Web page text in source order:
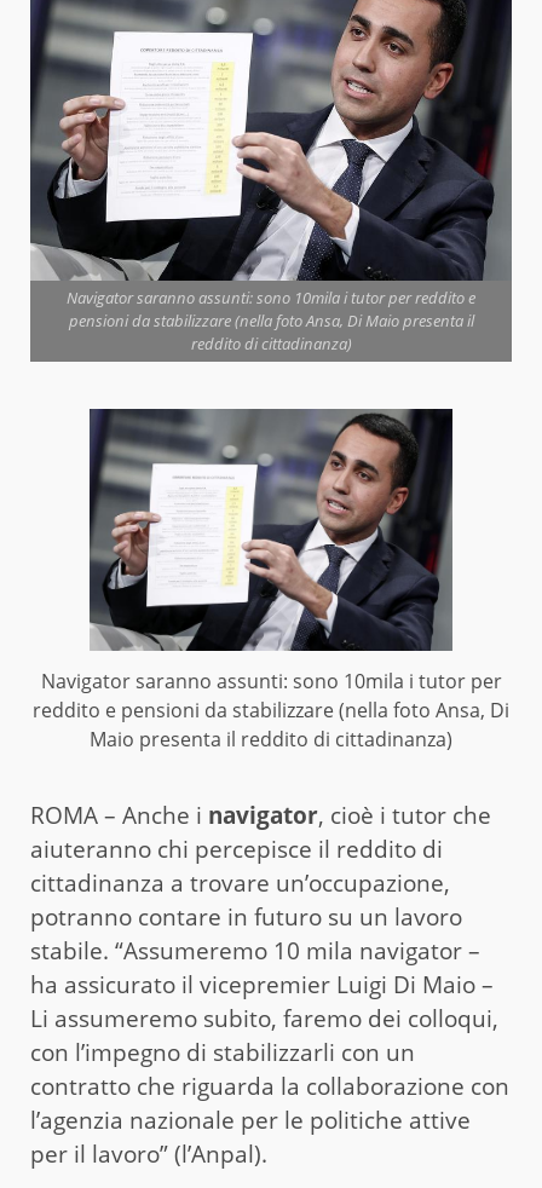
Navigator saranno assunti: sono 10mila i tutor per reddito e
pensioni da stabilizzare (nella foto Ansa, Di Maio presenta il
reddito di cittadinanza)
Navigator saranno assunti: sono 10mila i tutor per
reddito e pensioni da stabilizzare (nella foto Ansa, Di
Maio presenta il reddito di cittadinanza)
ROMA – Anche i navigator, cioè i tutor che
aiuteranno chi percepisce il reddito di
cittadinanza a trovare un’occupazione,
potranno contare in futuro su un lavoro
stabile. “Assumeremo 10 mila navigator –
ha assicurato il vicepremier Luigi Di Maio –
Li assumeremo subito, faremo dei colloqui,
con l’impegno di stabilizzarli con un
contratto che riguarda la collaborazione con
l’agenzia nazionale per le politiche attive
per il lavoro” (l’Anpal).